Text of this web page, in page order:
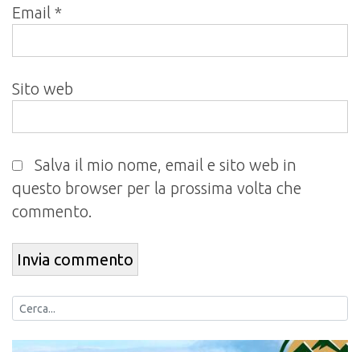
Email *
Sito web
Salva il mio nome, email e sito web in
questo browser per la prossima volta che
commento.